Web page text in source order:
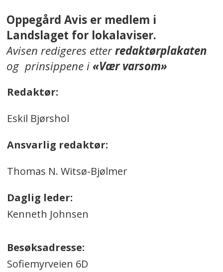
Oppegård Avis er medlem i
Landslaget for lokalaviser.
Avisen redigeres etterredaktørplakaten
og prinsippene i«Vær varsom»
Redaktør:
Eskil Bjørshol
Ansvarlig redaktør:
Thomas N. Witsø-Bjølmer
Daglig leder:
Kenneth Johnsen
Besøksadresse:
Sofiemyrveien 6D